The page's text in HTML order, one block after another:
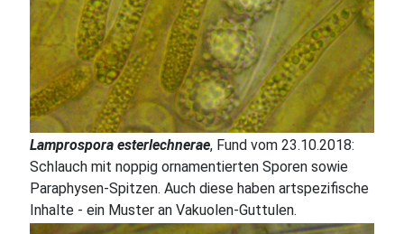
Lamprospora esterlechnerae, Fund vom 23.10.2018:
Schlauch mit noppig ornamentierten Sporen sowie
Paraphysen-Spitzen. Auch diese haben artspezifische
Inhalte - ein Muster an Vakuolen-Guttulen.